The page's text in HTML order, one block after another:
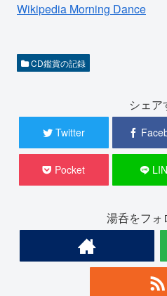
Wikipedia Morning Dance
CD鑑賞の記録
シェア
Twitter
Pocket
湯呑をフォ